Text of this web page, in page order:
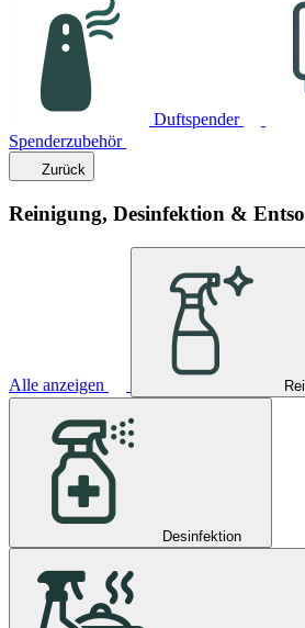
Duftspender
Spenderzubehör
Zurück
Reinigung, Desinfektion &
Alle anzeigen
Desinfektion